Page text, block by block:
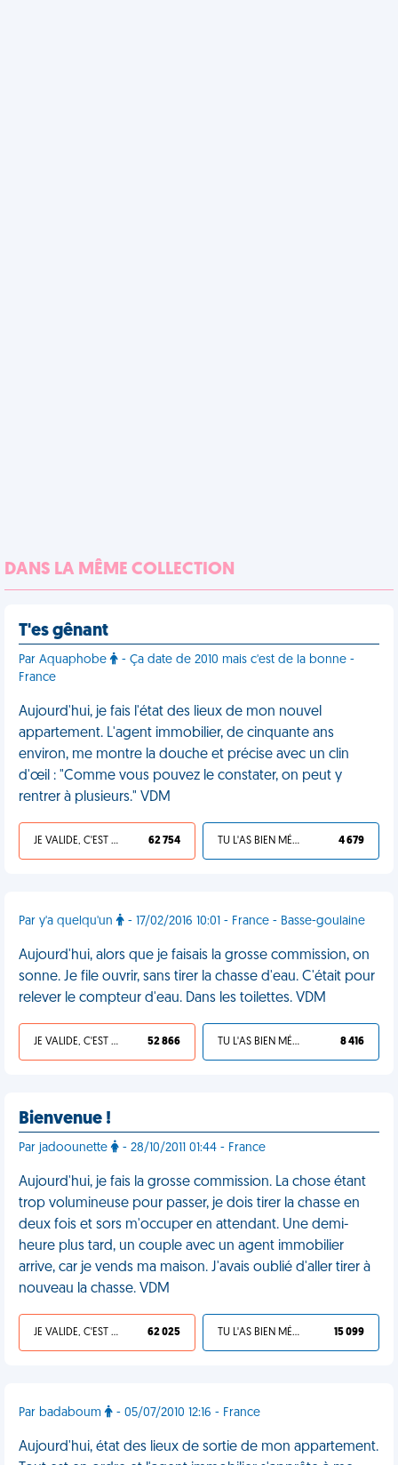
DANS LA MÊME COLLECTION
T'es gênant
Par Aquaphobe
- Ça date de 2010 mais c'est de la bonne -
France
Aujourd'hui, je fais l'état des lieux de mon nouvel
appartement. L'agent immobilier, de cinquante ans
environ, me montre la douche et précise avec un clin
d'œil : "Comme vous pouvez le constater, on peut y
rentrer à plusieurs." VDM
JE VALIDE, C'EST UNE VDM 62 754 TU L'AS BIEN MÉRITÉ 4 679
Par y'a quelqu'un - 17/02/2016 10:01 - France - Basse-goulaine
Aujourd'hui, alors que je faisais la grosse commission, on
sonne. Je file ouvrir, sans tirer la chasse d'eau. C'était pour
relever le compteur d'eau. Dans les toilettes. VDM
JE VALIDE, C'EST UNE VDM 52 866 TU L'AS BIEN MÉRITÉ 8 416
Bienvenue !
Par jadoounette - 28/10/2011 01:44 - France
Aujourd'hui, je fais la grosse commission. La chose étant
trop volumineuse pour passer, je dois tirer la chasse en
deux fois et sors m'occuper en attendant. Une demi-
heure plus tard, un couple avec un agent immobilier
arrive, car je vends ma maison. J'avais oublié d'aller tirer à
nouveau la chasse. VDM
JE VALIDE, C'EST UNE VDM 62 025 TU L'AS BIEN MÉRITÉ 15 099
Par badaboum - 05/07/2010 12:16 - France
Aujourd'hui, état des lieux de sortie de mon appartement.